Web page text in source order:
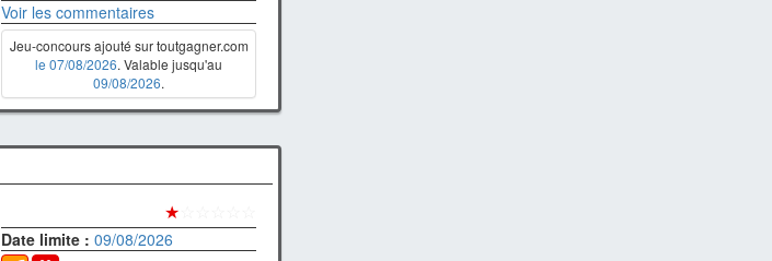
Voir les commentaires
Jeu-concours ajouté sur toutgagner.com
le 07/08/2026. Valable jusqu'au
09/08/2026.
★
Date limite :09/08/2026